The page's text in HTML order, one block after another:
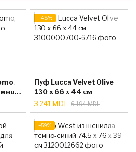
−48%
Пуф Lucca Velvet Olive
130 x 66 x 44 см
3 241 MDL
6 194 MDL
−59%